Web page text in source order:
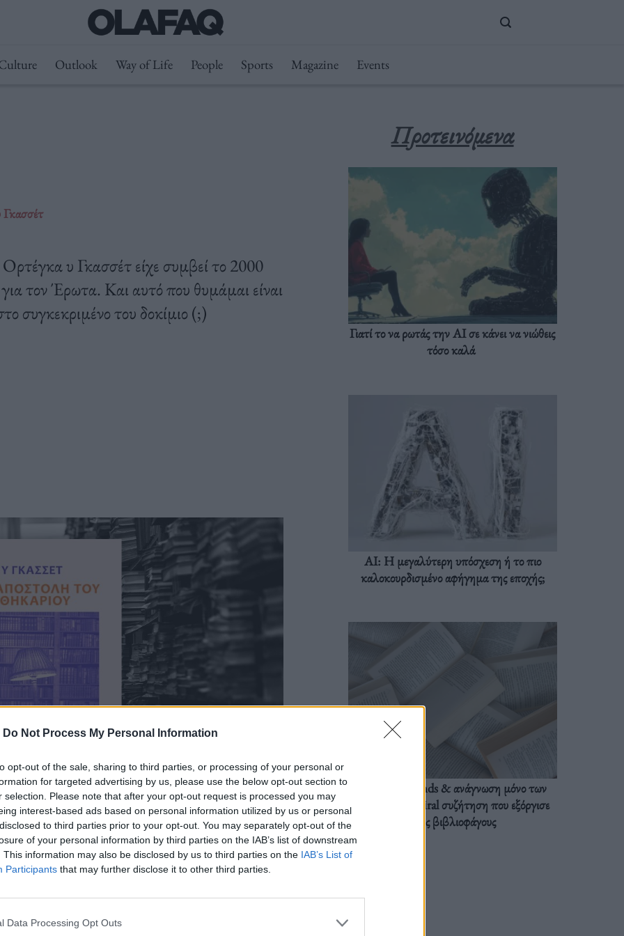
Do Not Process My Personal Information
opt-out of the sale, sharing to third parties, or processing of your personal or
for targeted advertising by us, please use the below opt-out section to
selection. Please note that after your opt-out request is processed you may
interest-based ads based on personal information utilized by us or personal
to third parties prior to your opt-out. You may separately opt-out of the
of your personal information by third parties on the IAB’s list of downstream
This information may also be disclosed by us to third parties on the IAB’s List of
Participants that may further disclose it to other third parties.
Data Processing Opt Outs
Outlook Way of Life People Sports Magazine Events
υ Γκασσέτ είχε συμβεί το 2000
τον Έρωτα. Και αυτό που θυμάμαι είναι
συγκεκριμένο του δοκίμιο (;)
Προτεινόμενα
Γιατί το να ρωτάς την AI σε κάνει να νιώθεις
τόσο καλά
AI: Η μεγαλύτερη υπόσχεση ή το πιο
καλοκουρδισμένο αφήγημα της εποχής;
BookTok trends & ανάγνωση μόνο των
διαλόγων: Η viral συζήτηση που εξόργισε
τους βιβλιοφάγους